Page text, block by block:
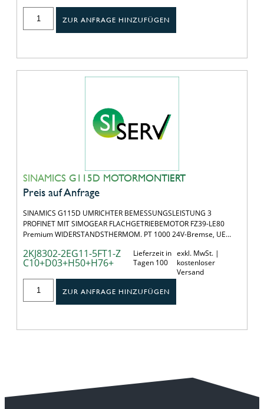
ZUR ANFRAGE HINZUFÜGEN
SINAMICS G115D MOTORMONTIERT
Preis auf Anfrage
SINAMICS G115D UMRICHTER BEMESSUNGSLEISTUNG 3
PROFINET MIT SIMOGEAR FLACHGETRIEBEMOTOR FZ39-LE80
Premium WIDERSTANDSTHERMOM. PT 1000 24V-Bremse, UE…
2KJ8302-2EG11-5FT1-Z
C10+D03+H50+H76+
Lieferzeit in
Tagen 100
exkl. MwSt. |
kostenloser
Versand
ZUR ANFRAGE HINZUFÜGEN